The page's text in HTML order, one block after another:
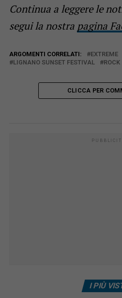
Continua a leggere le
segui la nostra pagina
ARGOMENTI CORRELATI: EXTREME
LIGNANO SUNSET FESTIVAL
ROCK
CLICCA PER
I PIÙ